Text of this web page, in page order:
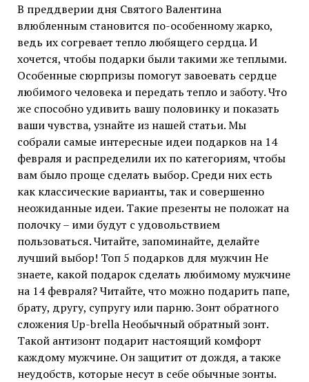
В преддверии дня Святого Валентина
влюбленным становится по-особенному жарко,
ведь их согревает тепло любящего сердца. И
хочется, чтобы подарки были такими же теплыми.
Особенные сюрпризы помогут завоевать сердце
любимого человека и передать тепло и заботу. Что
же способно удивить вашу половинку и показать
ваши чувства, узнайте из нашей статьи. Мы
собрали самые интересные идеи подарков на 14
февраля и распределили их по категориям, чтобы
вам было проще сделать выбор. Среди них есть
как классические варианты, так и совершенно
неожиданные идеи. Такие презенты не положат на
полочку – ими будут с удовольствием
пользоваться. Читайте, запоминайте, делайте
лучший выбор! Топ 5 подарков для мужчин Не
знаете, какой подарок сделать любимому мужчине
на 14 февраля? Читайте, что можно подарить папе,
брату, другу, супругу или парню. Зонт обратного
сложения Up-brella Необычный обратный зонт.
Такой антизонт подарит настоящий комфорт
каждому мужчине. Он защитит от дождя, а также
неудобств, которые несут в себе обычные зонты.